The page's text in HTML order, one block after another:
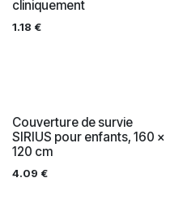
cliniquement
1.18 €
Couverture de survie
SIRIUS pour enfants, 160 x
120 cm
4.09 €